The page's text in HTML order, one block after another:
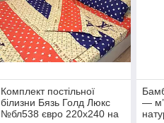
Комплект постільної
білизни Бязь Голд Люкс
№бл538 євро 220х240 на
—